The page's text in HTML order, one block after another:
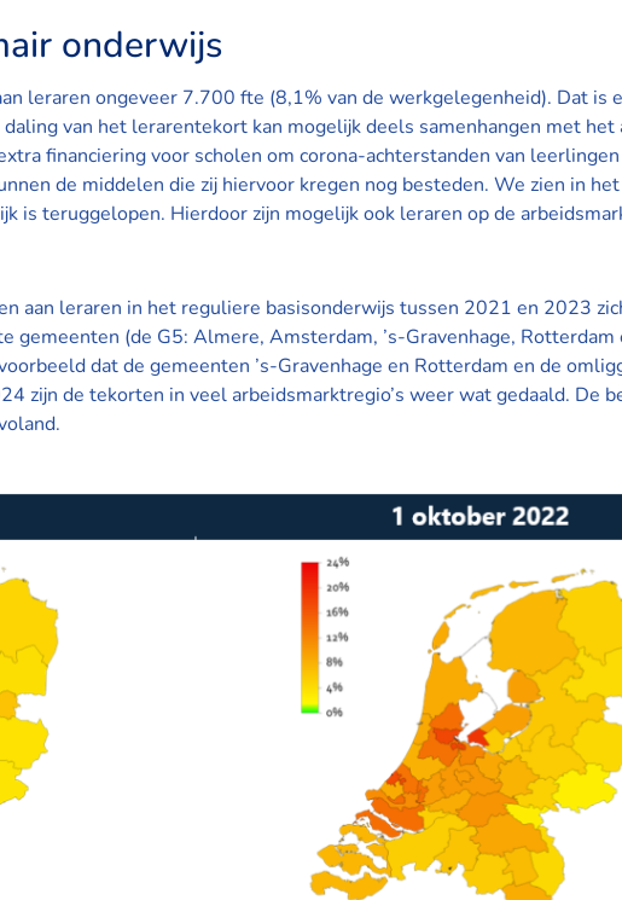
onderwijs
leraren ongeveer 7.700 fte (8,1% van de werkgelegenheid). Dat is
van het lerarentekort kan mogelijk deels samenhangen met het
financiering voor scholen om corona-achterstanden van
de middelen die zij hiervoor kregen nog besteden. We zien in
is teruggelopen. Hierdoor zijn mogelijk ook leraren op de
aan leraren in het reguliere basisonderwijs tussen 2021 en 2023
gemeenten (de G5: Almere, Amsterdam, ’s-Gravenhage,
dat de gemeenten ’s-Gravenhage en Rotterdam en de
zijn de tekorten in veel arbeidsmarktregio’s weer wat gedaald. De